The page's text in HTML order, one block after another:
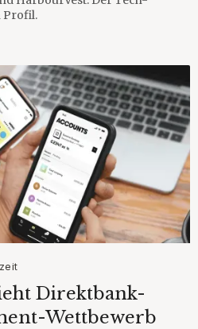
Profil.
Direktbank-
Wettbewerb